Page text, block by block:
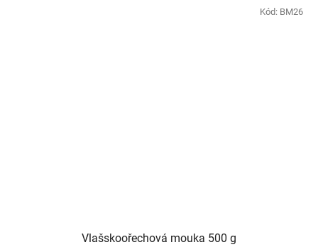
Vlašskoořechová mouka 500 g
Kód: BM26